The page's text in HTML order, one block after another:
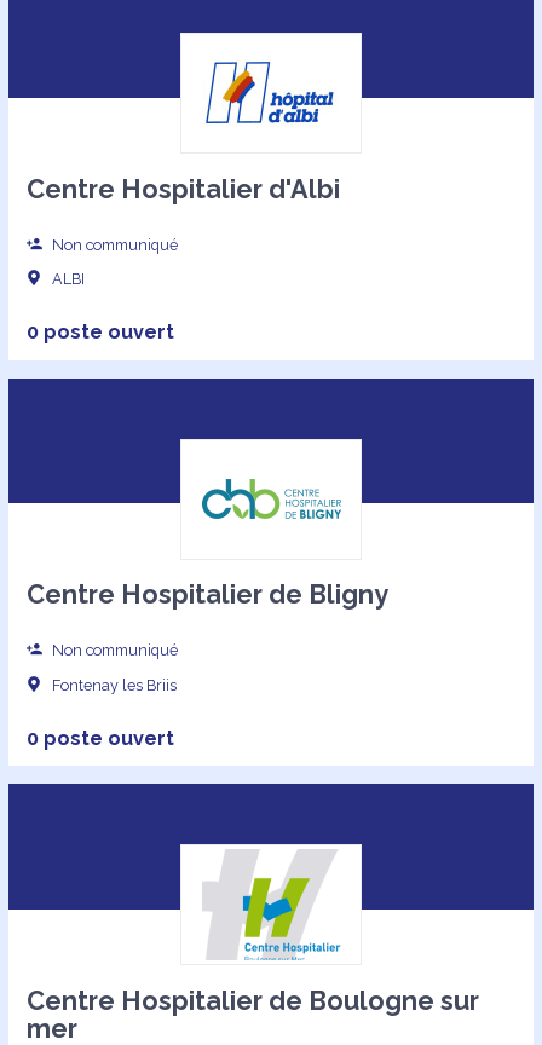
Centre Hospitalier d'Albi
Non communiqué
ALBI
0 poste ouvert
Centre Hospitalier de Bligny
Non communiqué
Fontenay les Briis
0 poste ouvert
Centre Hospitalier de Boulogne sur
mer